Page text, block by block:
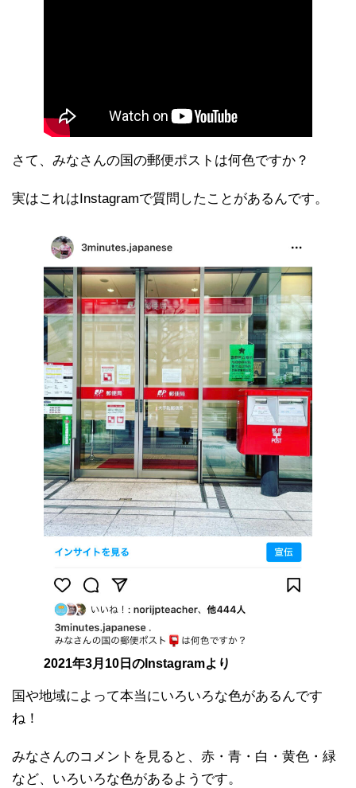
さて、みなさんの国の郵便ポストは何色ですか？
実はこれはInstagramで質問したことがあるんです。
2021年3月10日のInstagramより
国や地域によって本当にいろいろな色があるんです
ね！
みなさんのコメントを見ると、赤・青・白・黄色・緑
など、いろいろな色があるようです。